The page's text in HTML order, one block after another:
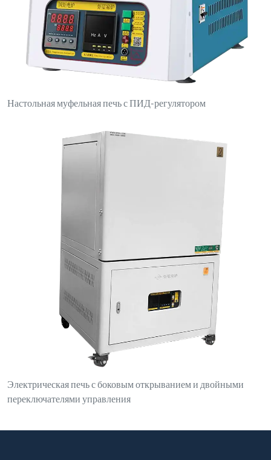
Электрическая печь с боковым открыванием и двойными
переключателями управления
Свяжитесь с нами
luoyanganjing@gmail.com
+86-13937922703
№ 1, северная сторона улицы Дунфэн, парк Синьань, зона
экономического и технологического развития, уезд Синьань,
город Лоян, провинция Хэнань
Продукты
Плавильная индукционная печь
Печь индукционного нагрева